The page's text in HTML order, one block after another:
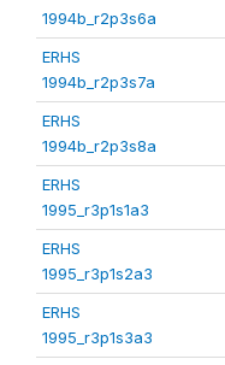
1994b_r2p3s6a
ERHS
1994b_r2p3s7a
ERHS
1994b_r2p3s8a
ERHS
1995_r3p1s1a3
ERHS
1995_r3p1s2a3
ERHS
1995_r3p1s3a3